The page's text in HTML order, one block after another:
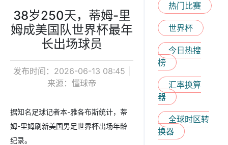
38岁250天，蒂姆-里
姆成美国队世界杯最年
长出场球员
发布时间：2026-06-13 08:45 |
来源：懂球帝
据知名足球记者本-雅各布斯统计，蒂
姆-里姆刷新美国男足世界杯出场年龄
纪录。
热门比赛
世界杯
今日热搜
榜
汇率换算
器
全球时区转
换器